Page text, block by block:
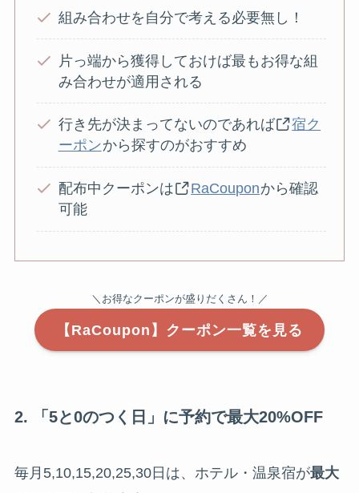
組み合わせを自分で考える必要無し！
片っ端から獲得しておけば最もお得な組
み合わせが適用される
行き先が決まってないのであれば
宿ク
ーポンから探すのがおすすめ
配布中クーポンは RaCouponから確認
可能
＼お得なクーポンが盛りだくさん！／
【RaCoupon】クーポン一覧を見る
2. 「5と0のつく日」に予約で最大20%OFF
毎月5,10,15,20,25,30日は、ホテル・温泉宿が最大